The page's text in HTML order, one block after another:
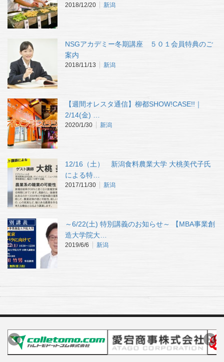
2018/12/20 新潟
NSGアカデミー冬期講座 ５０１会員特典のご
案内
2018/11/13 新潟
【週間オレスタ通信】柳都SHOW!CASE!!｜
2/14(金) …
2020/1/30 新潟
12/16（土） 新潟食料農業大学 大桃美代子氏
による特…
2017/11/30 新潟
～6/22(土) 特別講義のお知らせ～ 【MBA事業創
造大学院大…
2019/6/6 新潟